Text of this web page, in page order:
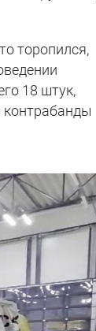
торопился,
18 штук,